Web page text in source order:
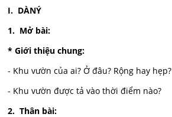
I. DÀNÝ
1. Mở bài:
* Giới thiệu chung:
- Khu vườn của ai? Ở đâu? Rộng hay hẹp?
- Khu vườn được tả vào thời điểm nào?
2. Thân bài: